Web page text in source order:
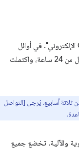
قد تختلف أوقات المراجعة في "سوق Chrome الإلكتروني". في أوائل
عام 2021، اكتملت مراجعة معظم الطلبات في أقل من 24 ساعة، واكتملت
ثلاثة أسابيع، يُرجى [التواصل
والآلية. تخضع جميع